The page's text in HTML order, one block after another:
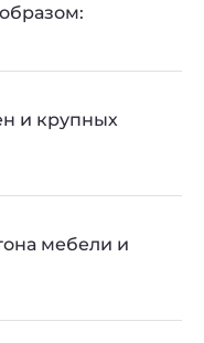
и крупных
мебели и